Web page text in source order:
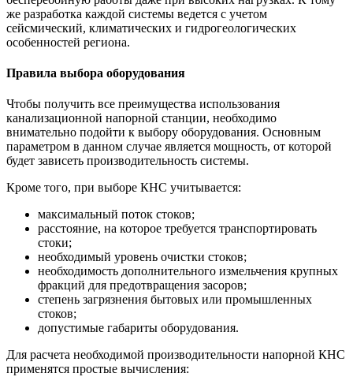
же разработка каждой системы ведется с учетом
сейсмический, климатических и гидрогеологических
особенностей региона.
Правила выбора оборудования
Чтобы получить все преимущества использования
канализационной напорной станции, необходимо
внимательно подойти к выбору оборудования. Основным
параметром в данном случае является мощность, от которой
будет зависеть производительность системы.
Кроме того, при выборе КНС учитывается:
максимальный поток стоков;
расстояние, на которое требуется транспортировать
стоки;
необходимый уровень очистки стоков;
необходимость дополнительного измельчения крупных
фракций для предотвращения засоров;
степень загрязнения бытовых или промышленных
стоков;
допустимые габариты оборудования.
Для расчета необходимой производительности напорной КНС
применятся простые вычисления: